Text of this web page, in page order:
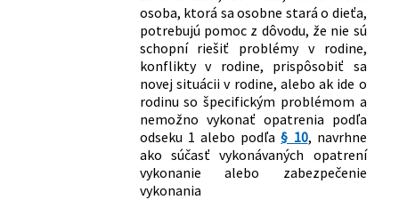
osoba, ktorá sa osobne stará o dieťa,
potrebujú pomoc z dôvodu, že nie sú
schopní riešiť problémy v rodine,
konflikty v rodine, prispôsobiť sa
novej situácii v rodine, alebo ak ide o
rodinu so špecifickým problémom a
nemožno vykonať opatrenia podľa
odseku 1 alebo podľa§ 10, navrhne
ako súčasť vykonávaných opatrení
vykonanie alebo zabezpečenie
vykonania